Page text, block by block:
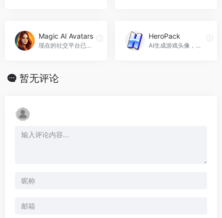
Magic AI Avatars
现在的社交平台已经成为了人们展示自我、建立社交圈的主要途径。想要在这个竞争激烈的时代脱颖而出，更好的展示自己，拥有一张高质量的个性化头像是必不可少的。而Magic AI Avatars就是一个为你打造个性化高质量头像的好帮手，Magic AI Avatars官网入口网址
HeroPack
AI生成游戏头像，灵感源自视频游戏。HeroPack官网入口网址
暂无评论